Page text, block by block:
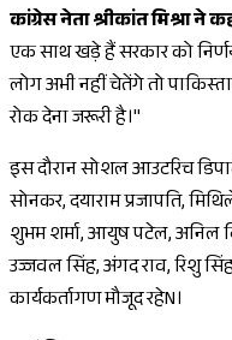
कांग्रेस नेता श्रीकांत मिश्रा ने
एक साथ खड़े हैं सरकार को
लोग अभी नहीं चेतेंगे तो
रोक देना जरूरी है।"
इस दौरान सोशल आउटरिच
सोनकर, दयाराम प्रजापति,
शुभम शर्मा, आयुष पटेल, अनिल
उज्जवल सिंह, अंगद राव, रिशु
कार्यकर्तागण मौजूद रहेN।